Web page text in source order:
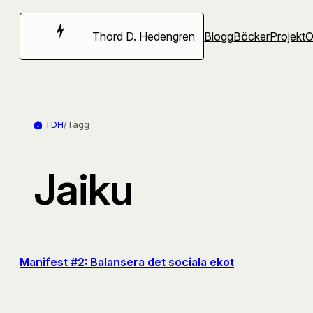
Hoppa
Thord D. Hedengren BloggBöckerProjekt
TDH/Tagg
Jaiku
Manifest #2: Balansera det sociala ekot